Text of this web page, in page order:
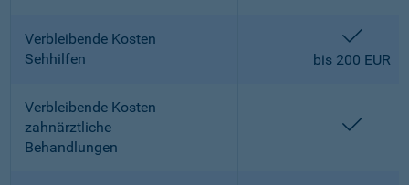
Verbleibende Kosten
Sehhilfen
bis 200 EUR
Verbleibende Kosten
zahnärztliche
Behandlungen